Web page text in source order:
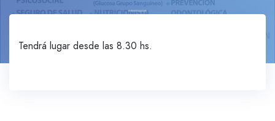
Tendrá lugar desde las 8.30 hs.